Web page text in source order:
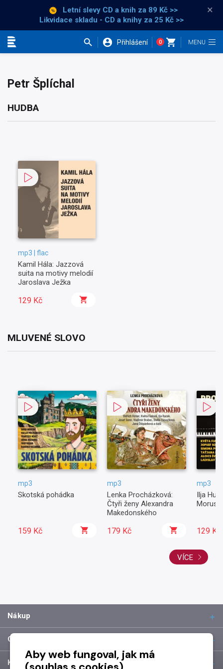
Letní slevy CD a knih za 89 Kč >>
Likvidace skladu - CD a knihy za 25 Kč >>
×
Přihlášení 0
Petr Šplíchal
HUDBA
mp3 | flac
Kamil Hála: Jazzová
suita na motivy melodií
Jaroslava Ježka
129 Kč
MLUVENÉ SLOVO
mp3
Skotská pohádka
159 Kč
mp3
Lenka Procházková:
Čtyři ženy Alexandra
Makedonského
179 Kč
mp3
Ilja
Morus
129 Kč
VÍCE
Nákup
O společnosti
Kontakt
Aby web fungoval, jak má